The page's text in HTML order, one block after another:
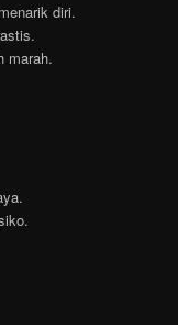
diri.
marah.